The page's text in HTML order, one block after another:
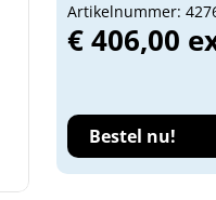
Artikelnummer:
€ 406,00
Bestel nu!